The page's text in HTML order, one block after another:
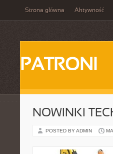
Strona główna Aktywność
PATRONI
NOWINKI
POSTED BY ADMIN